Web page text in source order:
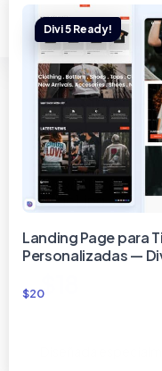
Plantilla
excel
$
Diseñada
Landing Page para
Personalizadas —
$20